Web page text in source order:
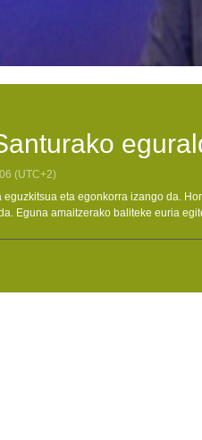
(UTC+2)
eta egonkorra izango da.
Eguna amaitzerako baliteke euria